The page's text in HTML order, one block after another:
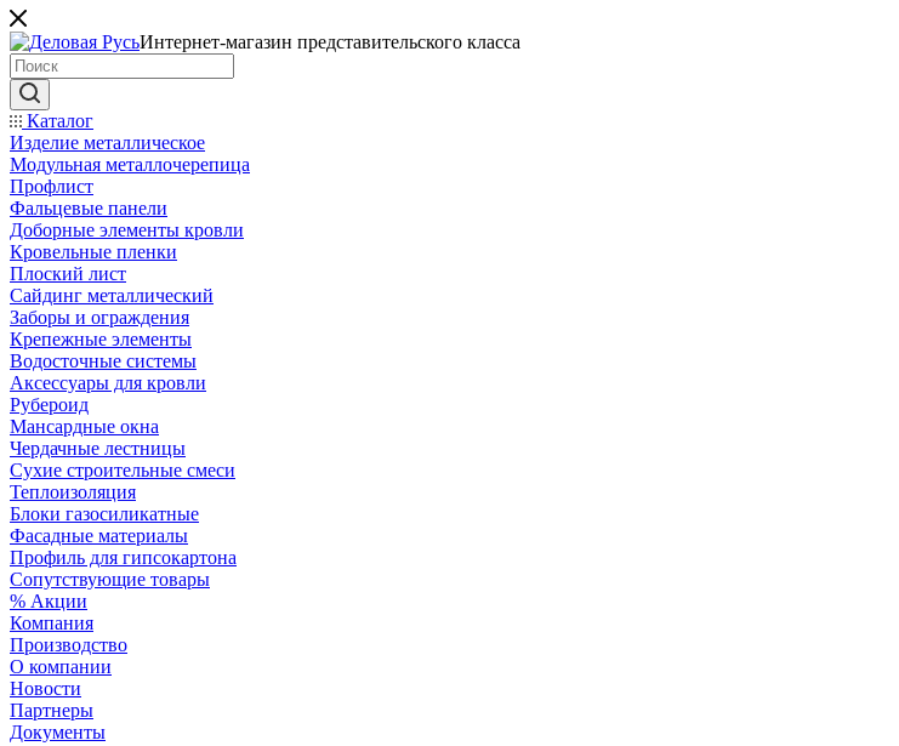
Интернет-магазин представительского класса
Каталог
Изделие металлическое
Модульная металлочерепица
Профлист
Фальцевые панели
Доборные элементы кровли
Кровельные пленки
Плоский лист
Сайдинг металлический
Заборы и ограждения
Крепежные элементы
Водосточные системы
Аксессуары для кровли
Рубероид
Мансардные окна
Чердачные лестницы
Сухие строительные смеси
Теплоизоляция
Блоки газосиликатные
Фасадные материалы
Профиль для гипсокартона
Сопутствующие товары
% Акции
Компания
Производство
О компании
Новости
Партнеры
Документы